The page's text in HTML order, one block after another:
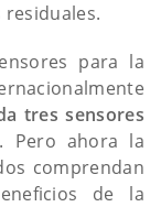
residuales.
para la
tres sensores
. Pero ahora la
comprendan
de la